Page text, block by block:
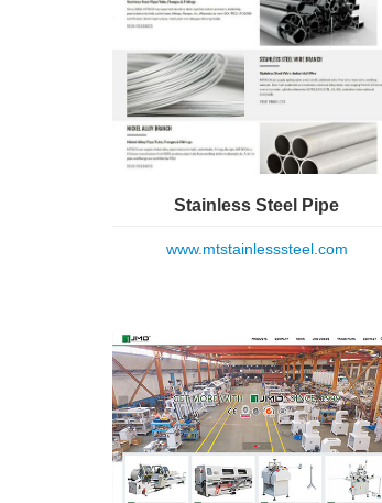
Stainless Steel Pipe
www.mtstainlesssteel.com